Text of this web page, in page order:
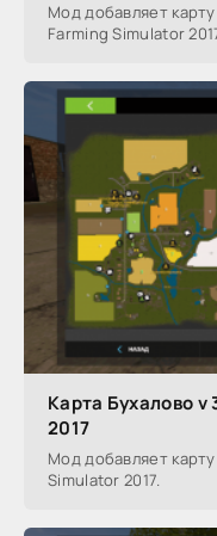
Мод добавляет
Farming Simulator
Карта Бухалово
2017
Мод добавляет
Simulator 2017.